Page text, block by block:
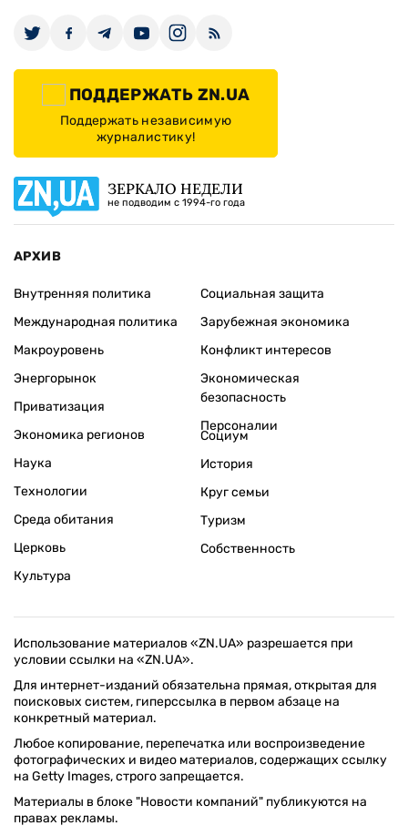
ПОДДЕРЖАТЬ ZN.UA
Поддержать независимую
журналистику!
ЗЕРКАЛО НЕДЕЛИ
не подводим с 1994-го года
АРХИВ
Внутренняя политика
Международная политика
Макроуровень
Энергорынок
Приватизация
Экономика регионов
Социальная защита
Зарубежная экономика
Конфликт интересов
Экономическая
безопасность
Персоналии
Наука
Технологии
Среда обитания
Церковь
Культура
Социум
История
Круг семьи
Туризм
Собственность
Использование материалов «ZN.UA» разрешается при
условии ссылки на «ZN.UA».
Для интернет-изданий обязательна прямая, открытая для
поисковых систем, гиперссылка в первом абзаце на
конкретный материал.
Любое копирование, перепечатка или воспроизведение
фотографических и видео материалов, содержащих ссылку
на Getty Images, строго запрещается.
Материалы в блоке "Новости компаний" публикуются на
правах рекламы.